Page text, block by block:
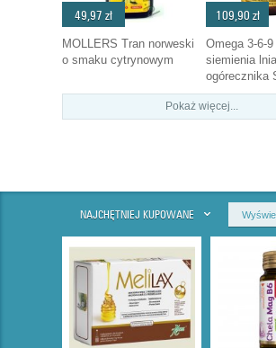
49,97 zł
MOLLERS Tran norweski
o smaku cytrynowym
109,90 zł
Omega 3-6-
siemienia
ogórecznika
Pokaż więcej...
NAJCHĘTNIEJ KUPOWANE